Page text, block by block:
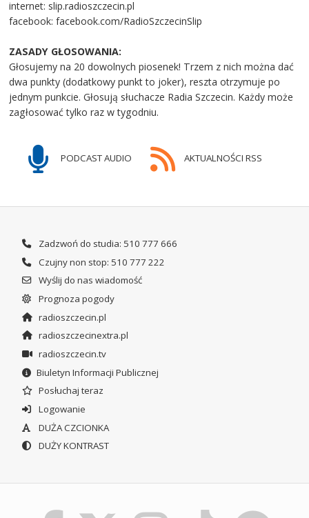
internet: slip.radioszczecin.pl
facebook: facebook.com/RadioSzczecinSlip
ZASADY GŁOSOWANIA:
Głosujemy na 20 dowolnych piosenek! Trzem z nich można dać
dwa punkty (dodatkowy punkt to joker), reszta otrzymuje po
jednym punkcie. Głosują słuchacze Radia Szczecin. Każdy może
zagłosować tylko raz w tygodniu.
PODCAST AUDIO AKTUALNOŚCI RSS
Zadzwoń do studia: 510 777 666
Czujny non stop: 510 777 222
Wyślij do nas wiadomość
Prognoza pogody
radioszczecin.pl
radioszczecinextra.pl
radioszczecin.tv
Biuletyn Informacji Publicznej
Posłuchaj teraz
Logowanie
DUŻA CZCIONKA
DUŻY KONTRAST